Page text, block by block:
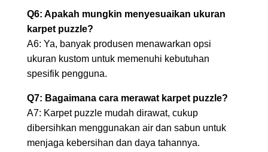
Q6: Apakah mungkin menyesuaikan ukuran
karpet puzzle?
A6: Ya, banyak produsen menawarkan opsi
ukuran kustom untuk memenuhi kebutuhan
spesifik pengguna.
Q7: Bagaimana cara merawat karpet puzzle?
A7: Karpet puzzle mudah dirawat, cukup
dibersihkan menggunakan air dan sabun untuk
menjaga kebersihan dan daya tahannya.